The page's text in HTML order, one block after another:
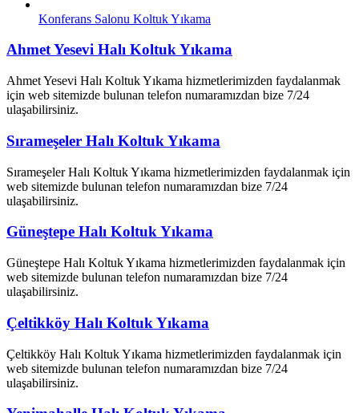
Konferans Salonu Koltuk Yıkama
Ahmet Yesevi Halı Koltuk Yıkama
Ahmet Yesevi Halı Koltuk Yıkama hizmetlerimizden faydalanmak
için web sitemizde bulunan telefon numaramızdan bize 7/24
ulaşabilirsiniz.
Sırameşeler Halı Koltuk Yıkama
Sırameşeler Halı Koltuk Yıkama hizmetlerimizden faydalanmak için
web sitemizde bulunan telefon numaramızdan bize 7/24
ulaşabilirsiniz.
Güneştepe Halı Koltuk Yıkama
Güneştepe Halı Koltuk Yıkama hizmetlerimizden faydalanmak için
web sitemizde bulunan telefon numaramızdan bize 7/24
ulaşabilirsiniz.
Çeltikköy Halı Koltuk Yıkama
Çeltikköy Halı Koltuk Yıkama hizmetlerimizden faydalanmak için
web sitemizde bulunan telefon numaramızdan bize 7/24
ulaşabilirsiniz.